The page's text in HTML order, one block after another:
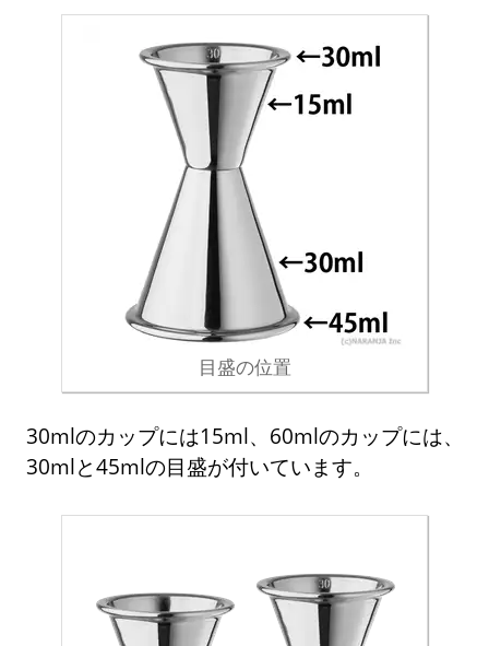
目盛の位置
30mlのカップには15ml、60mlのカップには、
30mlと45mlの目盛が付いています。